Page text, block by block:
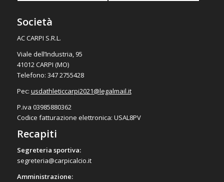
Società
AC CARPI S.R.L.
Viale dell’Industria, 95
41012 CARPI (MO)
Telefono: 347 2755428
Pec: usdathleticcarpi2021@legalmail.it
P.iva 03985880362
Codice fatturazione elettronica: USAL8PV
Recapiti
Segreteria sportiva:
segreteria@carpicalcio.it
Amministrazione: